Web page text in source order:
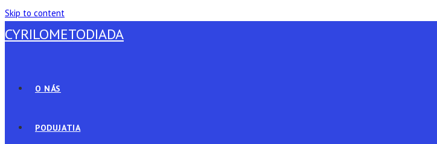
Skip to content
CYRILOMETODIADA
O NÁS
PODUJATIA